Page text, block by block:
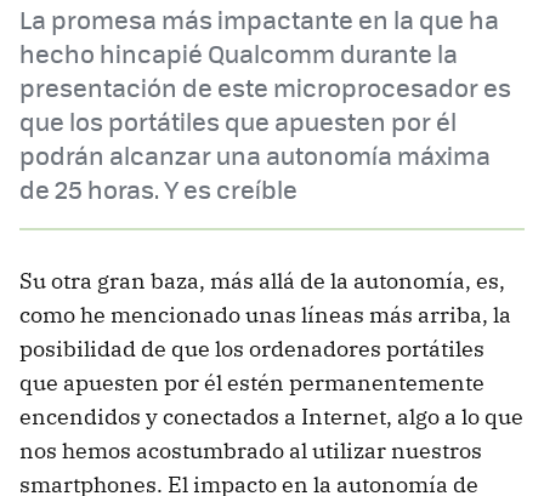
La promesa más impactante en la que ha
hecho hincapié Qualcomm durante la
presentación de este microprocesador es
que los portátiles que apuesten por él
podrán alcanzar una autonomía máxima
de 25 horas. Y es creíble
Su otra gran baza, más allá de la autonomía, es,
como he mencionado unas líneas más arriba, la
posibilidad de que los ordenadores portátiles
que apuesten por él estén permanentemente
encendidos y conectados a Internet, algo a lo que
nos hemos acostumbrado al utilizar nuestros
smartphones. El impacto en la autonomía de